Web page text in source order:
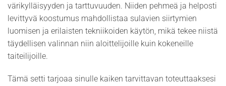
värikylläisyyden ja tarttuvuuden. Niiden pehmeä ja helposti
levittyvä koostumus mahdollistaa sulavien siirtymien
luomisen ja erilaisten tekniikoiden käytön, mikä tekee niistä
täydellisen valinnan niin aloittelijoille kuin kokeneille
taiteilijoille.
Tämä setti tarjoaa sinulle kaiken tarvittavan toteuttaaksesi